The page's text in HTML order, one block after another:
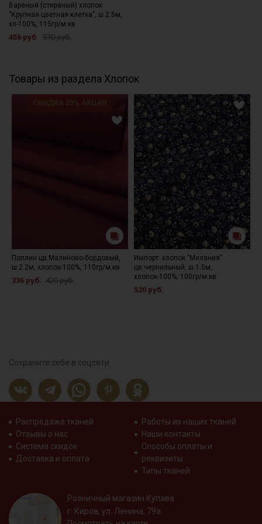
- сушить в расправленном, подвешенном состоянии (не
пересушивать).
Цветопередача может отличаться от оригинального цвета
Вареный (стираный) хлопок
"Крупная цветная клетка", ш.2.5м,
хл-100%, 115гр/м.кв
456 руб. 570 руб.
Товары из раздела Хлопок
Поплин цв.Малиново-бордовый,
ш.2.2м, хлопок-100%, 110гр/м.кв
336 руб. 420 руб.
Импорт. хлопок "Мелания"
цв.чернильный, ш.1.5м,
хлопок-100%, 100гр/м.кв
520 руб.
Сохраните себе в соцсети
Распродажа тканей
Отзывы о нас
Система скидок
Доставка и оплата
Работы из наших тканей
Наши контакты
Способы оплаты и
реквизиты
Типы тканей
Розничный магазин Купава
г. Киров, ул. Ленина, 79а